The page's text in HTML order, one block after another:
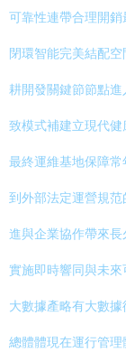
可靠性連帶合理開
閉環智能完美結配
耕開發關鍵節節點
致模式補建立現代
最終運維基地保障
到外部法定運營規
進與企業協作帶來
實施即時響同與未
大數據產略有大數
總體體現在運行管